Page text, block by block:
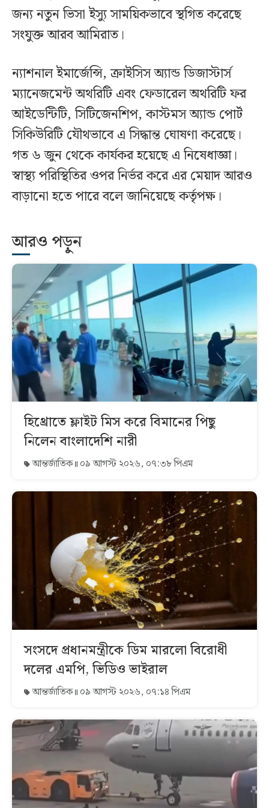
জন্য নতুন ভিসা ইস্যু সাময়িকভাবে স্থগিত করেছে
সংযুক্ত আরব আমিরাত।
ন্যাশনাল ইমার্জেন্সি, ক্রাইসিস অ্যান্ড ডিজাস্টার্স
ম্যানেজমেন্ট অথরিটি এবং ফেডারেল অথরিটি ফর
আইডেন্টিটি, সিটিজেনশিপ, কাস্টমস অ্যান্ড পোর্ট
সিকিউরিটি যৌথভাবে এ সিদ্ধান্ত ঘোষণা করেছে।
গত ৬ জুন থেকে কার্যকর হয়েছে এ নিষেধাজ্ঞা।
স্বাস্থ্য পরিস্থিতির ওপর নির্ভর করে এর মেয়াদ আরও
বাড়ানো হতে পারে বলে জানিয়েছে কর্তৃপক্ষ।
আরও পড়ুন
হিথ্রোতে ফ্লাইট মিস করে বিমানের পিছু
নিলেন বাংলাদেশি নারী
আন্তর্জাতিক ০৯ আগস্ট ২০২৬, ০৭:৩৮ পিএম
সংসদে প্রধানমন্ত্রীকে ডিম মারলো বিরোধী
দলের এমপি, ভিডিও ভাইরাল
আন্তর্জাতিক ০৯ আগস্ট ২০২৬, ০৭:১৪ পিএম